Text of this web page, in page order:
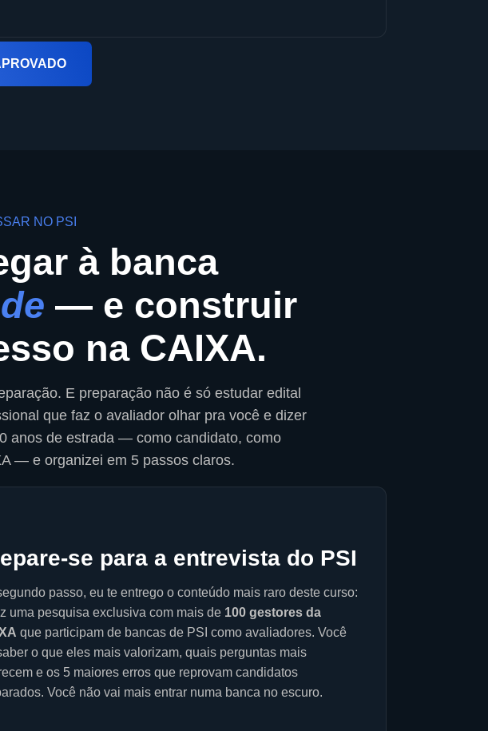
NO PSI
à banca
— e construir
na CAIXA.
E preparação não é só estudar edital
que faz o avaliador olhar pra você e dizer
anos de estrada — como candidato, como
— e organizei em 5 passos claros.
se para a entrevista do PSI
passo, eu te entrego o conteúdo mais raro deste curso:
uma pesquisa exclusiva com mais de 100 gestores da
que participam de bancas de PSI como avaliadores. Você
o que eles mais valorizam, quais perguntas mais
e os 5 maiores erros que reprovam candidatos
Você não vai mais entrar numa banca no escuro.